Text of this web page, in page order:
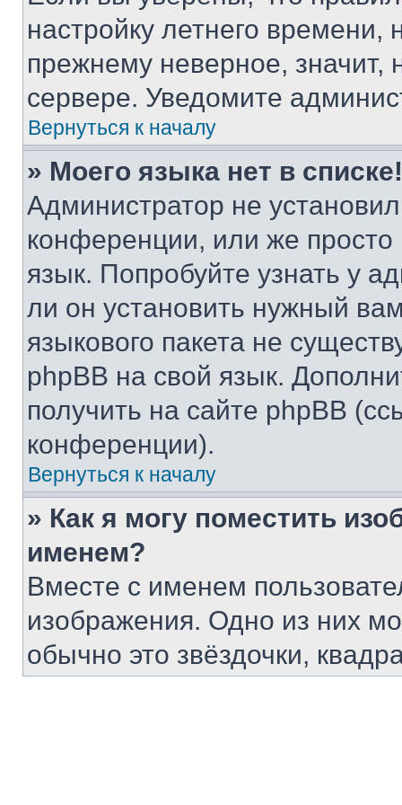
настройку летнего
прежнему неверное, значит,
сервере. Уведомите
Вернуться к началу
» Моего языка нет в списке!
Администратор не
конференции, или же
язык. Попробуйте узнать у
ли он установить нужный
языкового пакета не
phpBB на свой язык.
получить на сайте phpBB
конференции).
Вернуться к началу
» Как я могу поместить
именем?
Вместе с именем
изображения. Одно из них
обычно это звёздочки,